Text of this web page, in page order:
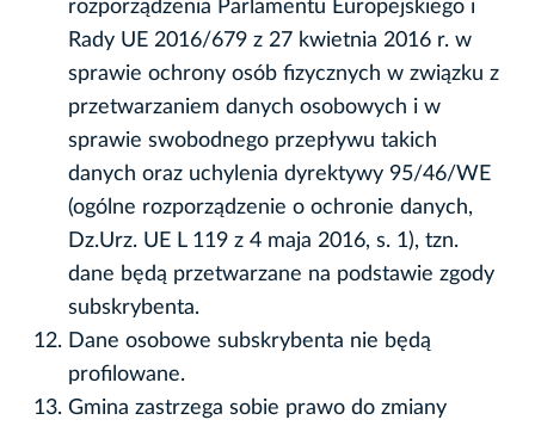
rozporządzenia Parlamentu Europejskiego i
Rady UE 2016/679 z 27 kwietnia 2016 r. w
sprawie ochrony osób fizycznych w związku z
przetwarzaniem danych osobowych i w
sprawie swobodnego przepływu takich
danych oraz uchylenia dyrektywy 95/46/WE
(ogólne rozporządzenie o ochronie danych,
Dz.Urz. UE L 119 z 4 maja 2016, s. 1), tzn.
dane będą przetwarzane na podstawie zgody
subskrybenta.
Dane osobowe subskrybenta nie będą
profilowane.
Gmina zastrzega sobie prawo do zmiany